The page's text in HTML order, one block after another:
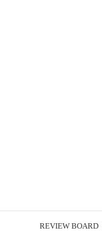
REVIEW BOARD